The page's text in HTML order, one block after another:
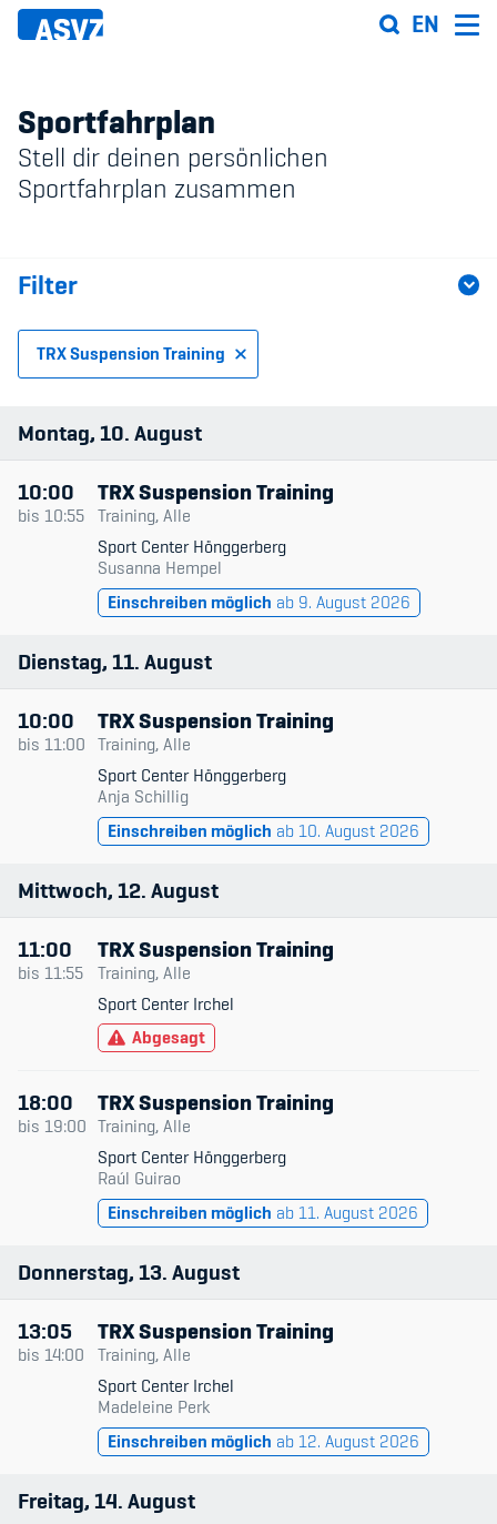
Direkt
zum
EN
Sportfahrplan
Sportanlagen
Events
ASVZ@home
Member's Manual / FAQ
Fairplay
Teilnahmeberechtigung
Academy
Diversität & Inklusion
Infomails
Kinderbetreuung
Schwangerschaft & Sport
Spitzensport & Studium
Organisation
Team
Offene Stellen
Mitgliedervereine
Sponsoren und Partner
Sportfahrplan
Stell dir deinen persönlichen
Sportfahrplan zusammen
Filter
TRX Suspension Training
Sportart
Datum & Zeit
Trainingsleitende
Typ
Nur verfügbare
Montag 10 August
10:00
bis 10:55
TRX Suspension Training
Training, Alle
Sport Center Hönggerberg
Susanna Hempel
Einschreiben möglich ab 9. August 2026
Dienstag 11 August
10:00
bis 11:00
TRX Suspension Training
Training, Alle
Sport Center Hönggerberg
Anja Schillig
Einschreiben möglich ab 10. August 2026
Mittwoch 12 August
11:00
bis 11:55
TRX Suspension Training
Training, Alle
Sport Center Irchel
Abgesagt
18:00
bis 19:00
TRX Suspension Training
Training, Alle
Sport Center Hönggerberg
Raúl Guirao
Einschreiben möglich ab 11. August 2026
Donnerstag 13 August
13:05
bis 14:00
TRX Suspension Training
Training, Alle
Sport Center Irchel
Madeleine Perk
Einschreiben möglich ab 12. August 2026
Freitag 14 August